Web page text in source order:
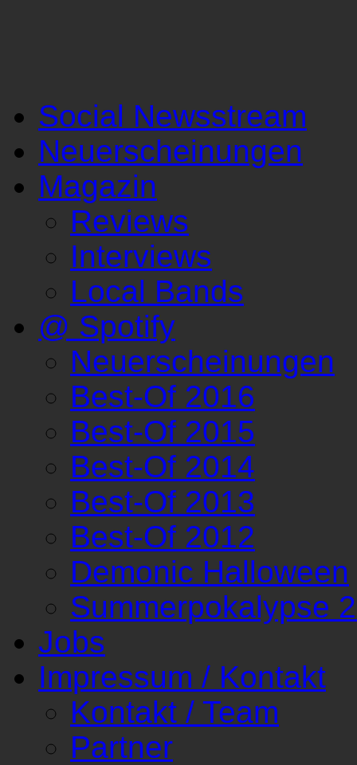
Social Newsstream
Neuerscheinungen
Magazin
Reviews
Interviews
Local Bands
@ Spotify
Neuerscheinungen
Best-Of 2016
Best-Of 2015
Best-Of 2014
Best-Of 2013
Best-Of 2012
Demonic Halloween
Summerpokalypse
Jobs
Impressum / Kontakt
Kontakt / Team
Partner